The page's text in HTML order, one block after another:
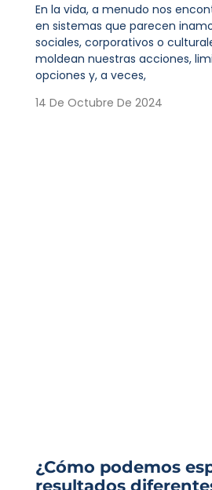
En la vida, a menudo nos
en sistemas que parecen
sociales, corporativos o
moldean nuestras acciones,
opciones y, a veces,
14 De Octubre De 2024
¿Cómo podemos
resultados